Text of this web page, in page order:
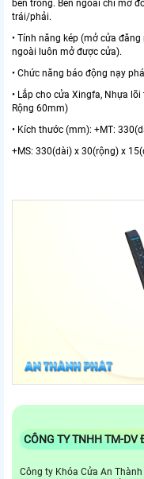
bên trong. Bên ngoài chỉ mở
trái/phải.
• Tính năng kép (mở cửa
ngoài luôn mở được cửa).
• Chức năng báo động nạy
• Lắp cho cửa Xingfa, Nhựa
Rộng 60mm)
• Kích thước (mm): +MT:
+MS: 330(dài) x 30(rộng) x
CÔNG TY TNHH TM-
Công ty Khóa Cửa An